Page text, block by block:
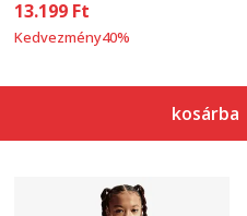
13.199 Ft
Kedvezmény40%
kosárba